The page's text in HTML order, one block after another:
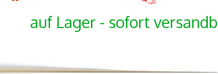
auf Lager - sofort